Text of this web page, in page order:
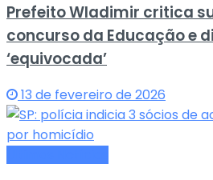
Prefeito Wladimir critica
concurso da Educação e
‘equivocada’
13 de fevereiro de 2026